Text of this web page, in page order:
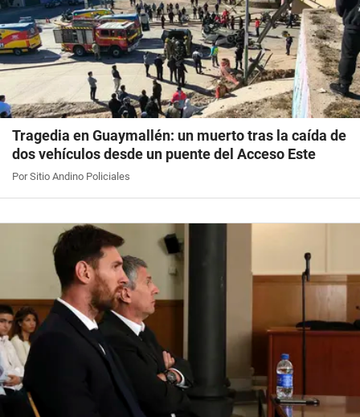
Tragedia en Guaymallén: un muerto tras la caída de
dos vehículos desde un puente del Acceso Este
Por Sitio Andino Policiales